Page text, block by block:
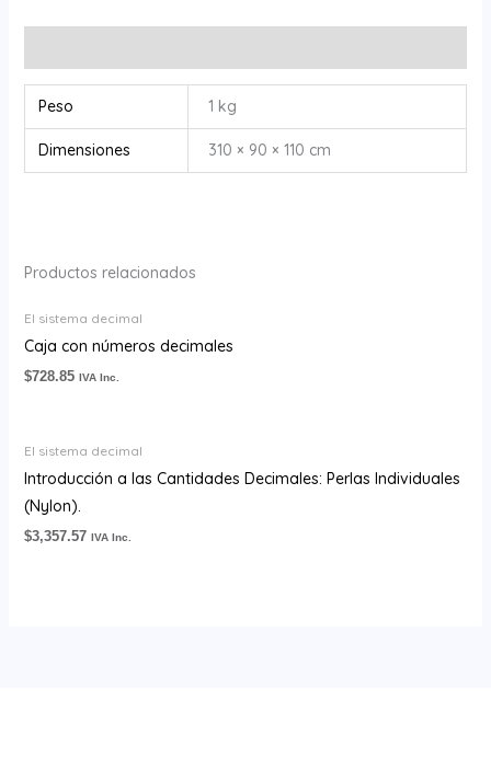
Peso 1 kg
Dimensiones 310 × 90 × 110 cm
Productos relacionados
El sistema decimal
Caja con números decimales
$728.85 IVA Inc.
El sistema decimal
Introducción a las Cantidades Decimales: Perlas Individuales
(Nylon).
$3,357.57 IVA Inc.